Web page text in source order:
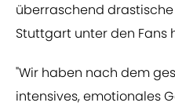
überraschend
Stuttgart unter den Fans
"Wir haben nach dem
intensives, emotionales